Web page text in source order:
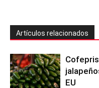
Artículos relacionados
EU